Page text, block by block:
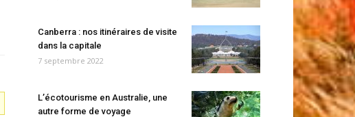
Canberra : nos itinéraires de visite
dans la capitale
7 septembre 2022
L’écotourisme en Australie, une
autre forme de voyage